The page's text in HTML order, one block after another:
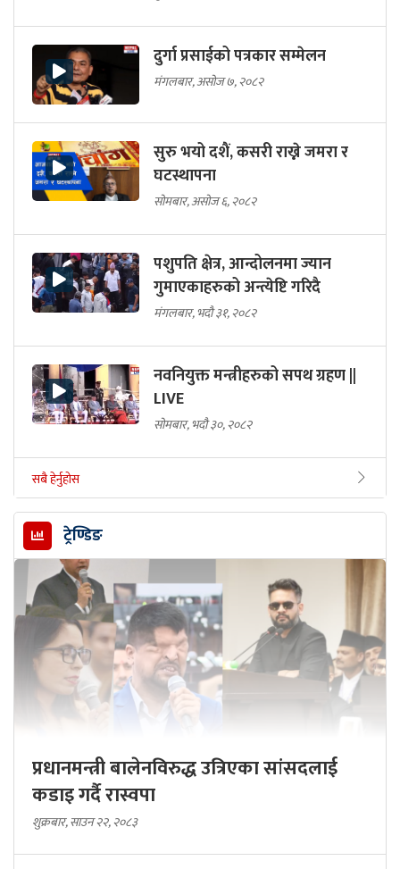
दुर्गा प्रसाईको पत्रकार सम्मेलन
मंगलबार, असोज ७, २०८२
सुरु भयो दशैं, कसरी राख्ने जमरा र
घटस्थापना
सोमबार, असोज ६, २०८२
पशुपति क्षेत्र, आन्दोलनमा ज्यान
गुमाएकाहरुको अन्त्येष्टि गरिदै
मंगलबार, भदौ ३१, २०८२
नवनियुक्त मन्त्रीहरुको सपथ ग्रहण ||
LIVE
सोमबार, भदौ ३०, २०८२
सबै हेर्नुहोस
ट्रेण्डिङ
प्रधानमन्त्री बालेनविरुद्ध उत्रिएका सांसदलाई
कडाइ गर्दै रास्वपा
शुक्रबार, साउन २२, २०८३